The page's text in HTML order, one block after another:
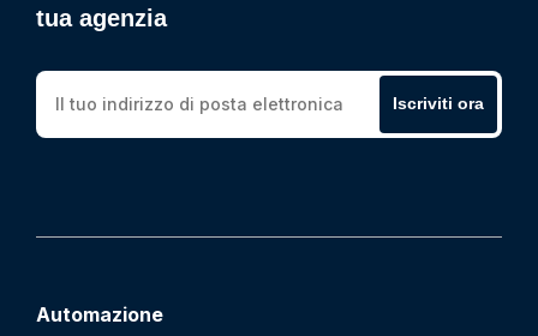
tua agenzia
Iscriviti ora
Automazione